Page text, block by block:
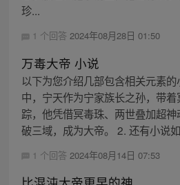
珍...
1 个回答 2024年08月28日 01:50
万毒大帝 小说
以下为您介绍几部包含相关元素
中，宁天作为宁家族长之孙，带
踪，他凭借冥毒珠、两世叠加超
破三域，成为大帝。 2. 还有小说
1 个回答 2024年08月14日 07:53